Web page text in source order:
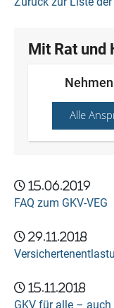
Mit Rat und
Alle
15.06.2019
FAQ zum GKV-VEG
29.11.2018
15.11.2018
GKV für alle –